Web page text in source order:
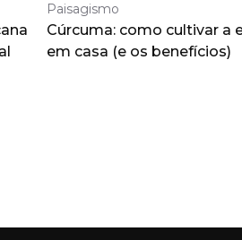
Paisagismo
Cúrcuma: como cultivar a
em casa (e os benefícios)